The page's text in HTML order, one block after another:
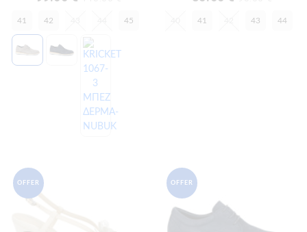
41 42 45 41 43 44
OFFER OFFER